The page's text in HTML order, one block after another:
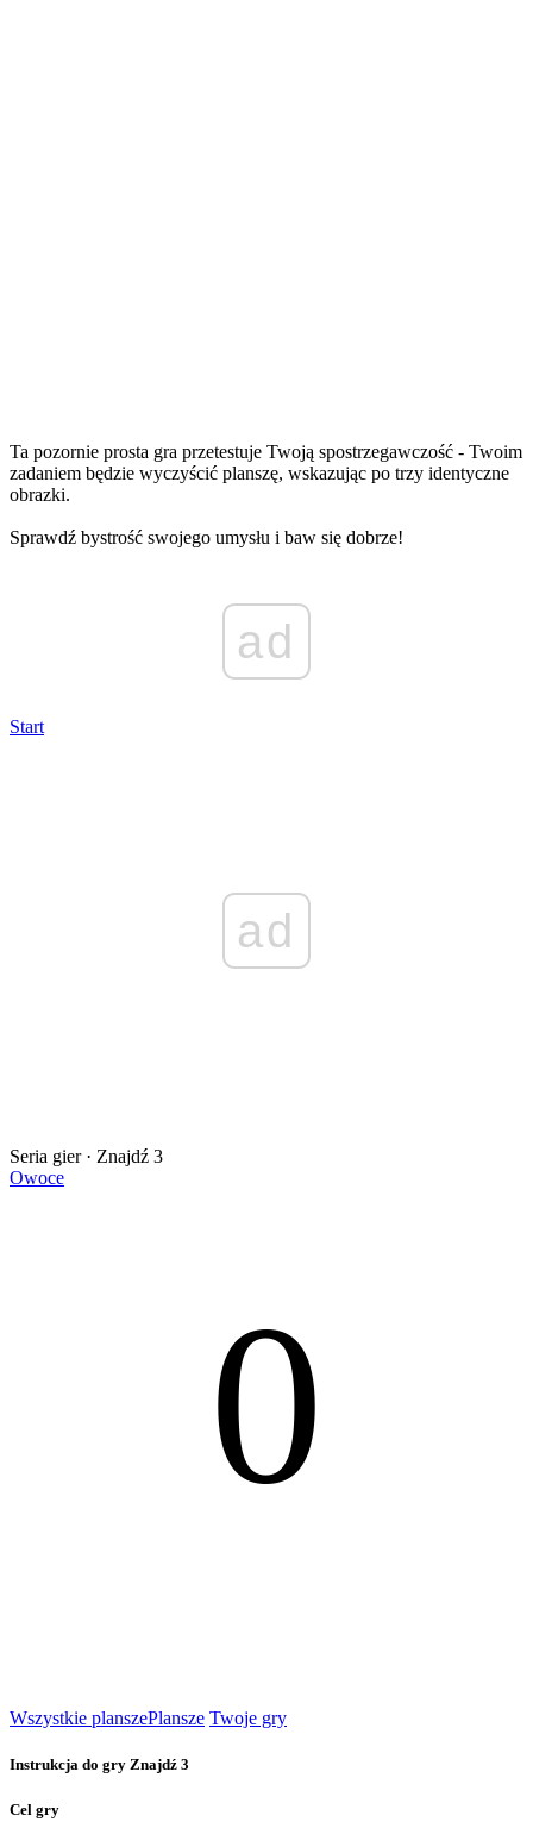
Ta pozornie prosta gra przetestuje Twoją spostrzegawczość - Twoim
zadaniem będzie wyczyścić planszę, wskazując po trzy identyczne
obrazki.
Sprawdź bystrość swojego umysłu i baw się dobrze!
ad
Start
ad
Seria gier · Znajdź 3
Owoce
0
Wszystkie planszePlansze Twoje gry
Instrukcja do gry Znajdź 3
Cel gry